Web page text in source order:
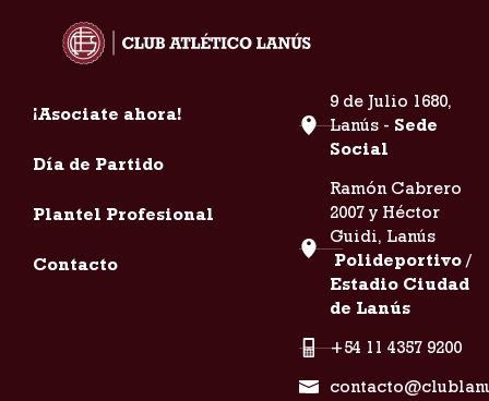
¡Asociate ahora!
Día de Partido
Plantel Profesional
Contacto
9 de Julio 1680,
Lanús - Sede
Social
Ramón Cabrero
2007 y Héctor
Guidi, Lanús
Polideportivo /
Estadio Ciudad
de Lanús
+54 11 4357 9200